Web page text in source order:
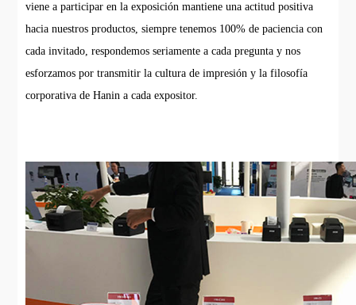
viene a participar en la exposición mantiene una actitud positiva
hacia nuestros productos, siempre tenemos 100% de paciencia con
cada invitado, respondemos seriamente a cada pregunta y nos
esforzamos por transmitir la cultura de impresión y la filosofía
corporativa de Hanin a cada expositor.